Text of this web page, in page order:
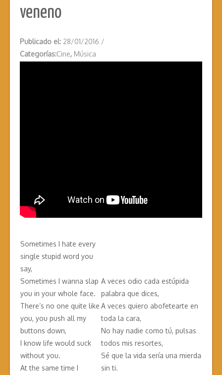
veneno
Publicado el: 28/01/2016 /
Categorías:Cine, Música
Sometimes I hate every
single stupid word you
say,
Sometimes I wanna slap
you in your whole face.
There’s no one quite like
you, you push all my
buttons down,
I know life would suck
without you.
At the same time I
A veces odio cada estúpida
palabra que dices,
A veces quiero abofetearte en
toda la cara,
No hay nadie como tú, pulsas
todos mis resortes,
Sé que la vida sería una mierda
sin ti.